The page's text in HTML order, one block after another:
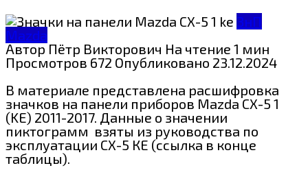
ЗнП
Mazda
Автор Пётр Викторович На чтение 1 мин
Просмотров 672 Опубликовано 23.12.2024
В материале представлена расшифровка
значков на панели приборов Mazda CX-5 1
(KE) 2011-2017. Данные о значении
пиктограмм взяты из руководства по
эксплуатации СХ-5 КЕ (ссылка в конце
таблицы).